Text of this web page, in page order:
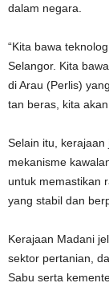
dalam negara.
“Kita bawa
Selangor. Kita
di Arau (Perlis)
tan beras, kita
Selain itu,
mekanisme
untuk memastikan
yang stabil dan
Kerajaan Madani
sektor pertanian,
Sabu serta